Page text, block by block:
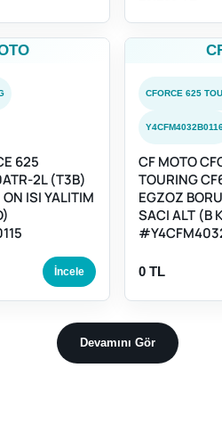
625
2L (T3B)
ISI YALITIM
İncele
CFORCE 625
CF MOTO
TOURING
EGZOZ
SACI ALT (B
0 TL
Devamını Gör